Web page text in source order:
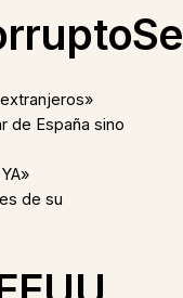
de España sino
de su